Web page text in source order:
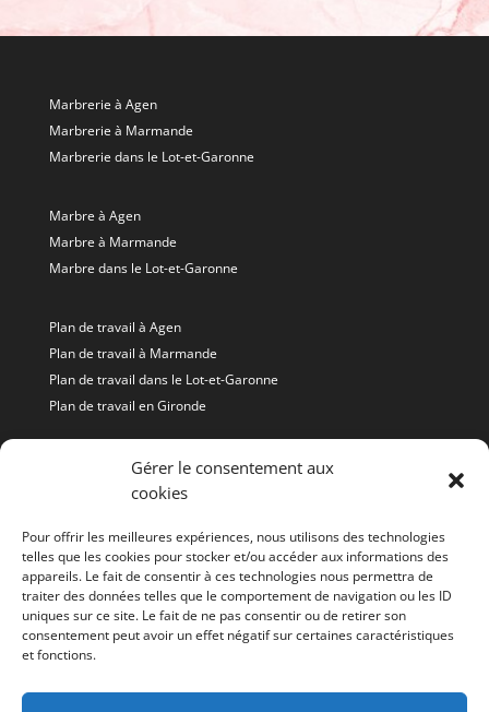
Gérer le consentement aux
cookies
Pour offrir les meilleures expériences, nous utilisons des technologies
telles que les cookies pour stocker et/ou accéder aux informations des
appareils. Le fait de consentir à ces technologies nous permettra de
traiter des données telles que le comportement de navigation ou les ID
uniques sur ce site. Le fait de ne pas consentir ou de retirer son
consentement peut avoir un effet négatif sur certaines caractéristiques
et fonctions.
Marbrerie à Agen
Marbrerie à Marmande
Marbrerie dans le Lot-et-Garonne
Marbre à Agen
Marbre à Marmande
Marbre dans le Lot-et-Garonne
Plan de travail à Agen
Plan de travail à Marmande
Plan de travail dans le Lot-et-Garonne
Plan de travail en Gironde
Granit à Agen
Granit à Marmande
Granit et Quartz Gironde
Granit et Quartz Agen
Granit et Quartz Lot-et-Garonne
Granit et Quartz à Marmande